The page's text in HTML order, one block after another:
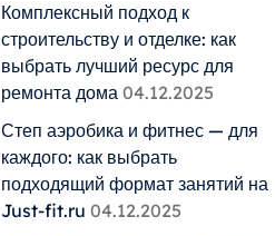
Комплексный подход к
строительству и отделке: как
выбрать лучший ресурс для
ремонта дома 04.12.2025
Степ аэробика и фитнес — для
каждого: как выбрать
подходящий формат занятий на
Just-fit.ru 04.12.2025